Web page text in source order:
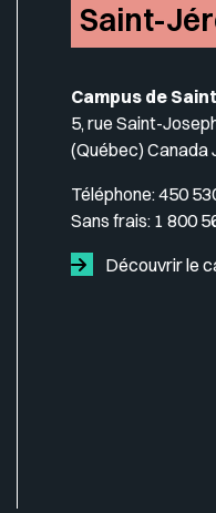
Saint-
Campus de
5, rue Saint-
(Québec) Canada
Téléphone:450
Sans frais: 1 800
Découvrir le